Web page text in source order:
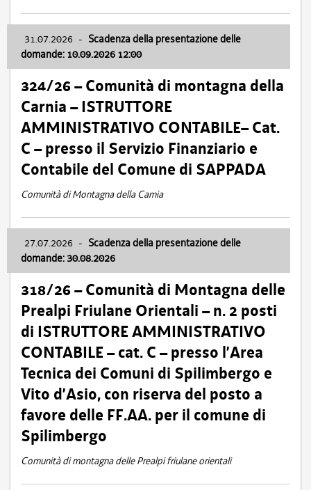
31.07.2026 - Scadenza della presentazione delle
domande: 10.09.2026 12:00
324/26 – Comunità di montagna della
Carnia – ISTRUTTORE
AMMINISTRATIVO CONTABILE– Cat.
C – presso il Servizio Finanziario e
Contabile del Comune di SAPPADA
Comunità di Montagna della Carnia
27.07.2026 - Scadenza della presentazione delle
domande: 30.08.2026
318/26 – Comunità di Montagna delle
Prealpi Friulane Orientali – n. 2 posti
di ISTRUTTORE AMMINISTRATIVO
CONTABILE – cat. C – presso l’Area
Tecnica dei Comuni di Spilimbergo e
Vito d’Asio, con riserva del posto a
favore delle FF.AA. per il comune di
Spilimbergo
Comunità di montagna delle Prealpi friulane orientali